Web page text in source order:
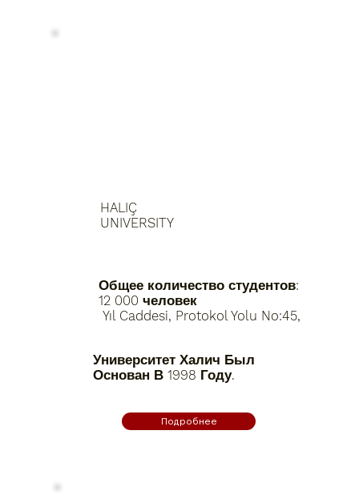
Yıl Caddesi, Protokol Yolu No:45,
Общее количество студентов:
12 000 человек
Университет Халич Был
Основан В 1998 Году.
Подробнее
HALIÇ
UNIVERSITY